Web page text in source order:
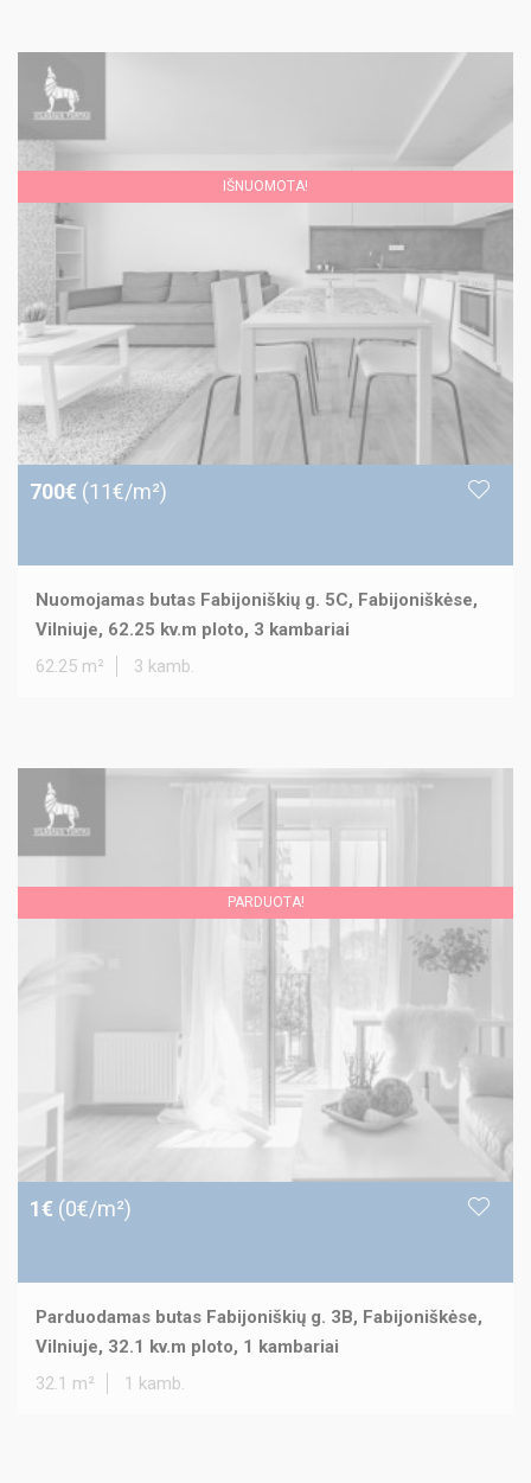
IŠNUOMOTA!
700€ (11€/m²)
Nuomojamas butas Fabijoniškių g. 5C, Fabijoniškėse,
Vilniuje, 62.25 kv.m ploto, 3 kambariai
62.25 m²
3 kamb.
PARDUOTA!
1€ (0€/m²)
Parduodamas butas Fabijoniškių g. 3B, Fabijoniškėse,
Vilniuje, 32.1 kv.m ploto, 1 kambariai
32.1 m²
1 kamb.